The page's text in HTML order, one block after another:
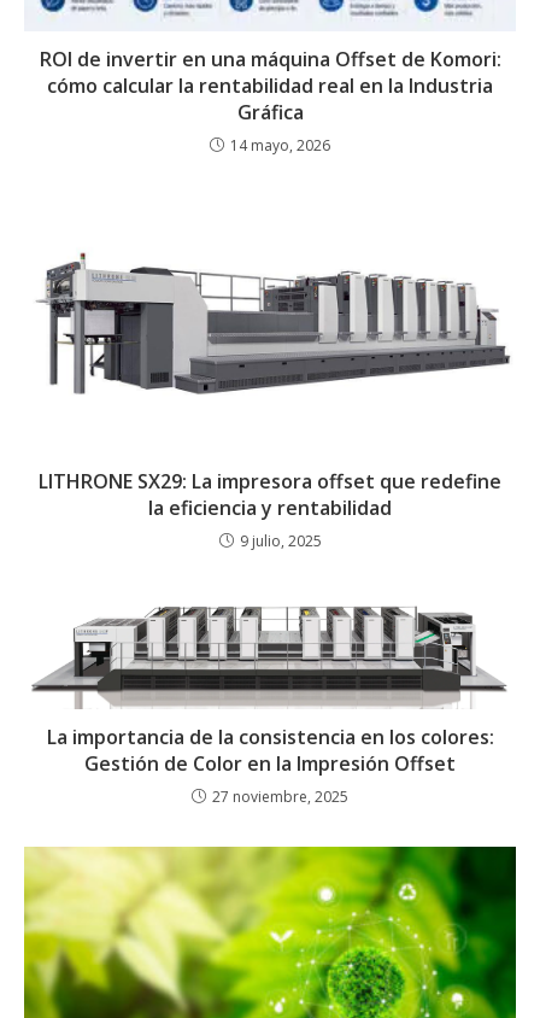
ROI de invertir en una máquina Offset de Komori:
cómo calcular la rentabilidad real en la Industria
Gráfica
14 mayo, 2026
LITHRONE SX29: La impresora offset que redefine
la eficiencia y rentabilidad
9 julio, 2025
La importancia de la consistencia en los colores:
Gestión de Color en la Impresión Offset
27 noviembre, 2025